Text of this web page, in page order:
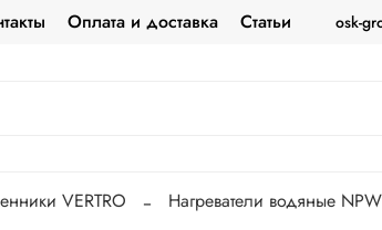
Оплата и доставка Статьи osk-
VERTRO Нагреватели водяные NPW